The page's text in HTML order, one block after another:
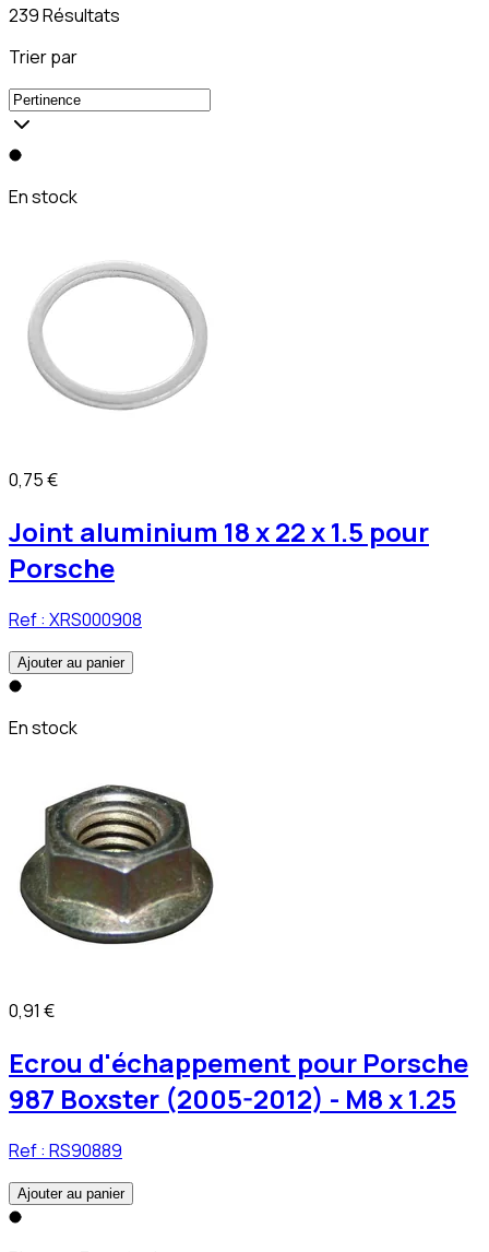
239 Résultats
Trier par
En stock
0,75 €
Joint aluminium 18 x 22 x 1.5 pour
Porsche
Ref : XRS000908
Ajouter au panier
En stock
0,91 €
Ecrou d'échappement pour Porsche
987 Boxster (2005-2012) - M8 x 1.25
Ref : RS90889
Ajouter au panier